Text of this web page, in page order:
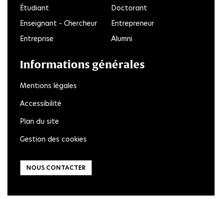
Étudiant
Doctorant
Enseignant - Chercheur
Entrepreneur
Entreprise
Alumni
Informations générales
Mentions légales
Accessibilité
Plan du site
Gestion des cookies
NOUS CONTACTER